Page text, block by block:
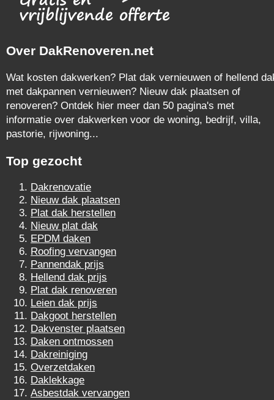
Over DakRenoveren.net
Wat kosten dakwerken? Plat dak vernieuwen of hellend
met dakpannen vernieuwen? Nieuw dak plaatsen of
renoveren? Ontdek hier meer dan 50 pagina's met
informatie over dakwerken voor de woning, bedrijf, villa,
pastorie, rijwoning...
Top gezocht
Dakrenovatie
Nieuw dak plaatsen
Plat dak herstellen
Nieuw plat dak
EPDM daken
Roofing vervangen
Pannendak prijs
Hellend dak prijs
Plat dak renoveren
Leien dak prijs
Dakgoot herstellen
Dakvenster plaatsen
Daken ontmossen
Dakreiniging
Overzetdaken
Daklekkage
Asbestdak vervangen